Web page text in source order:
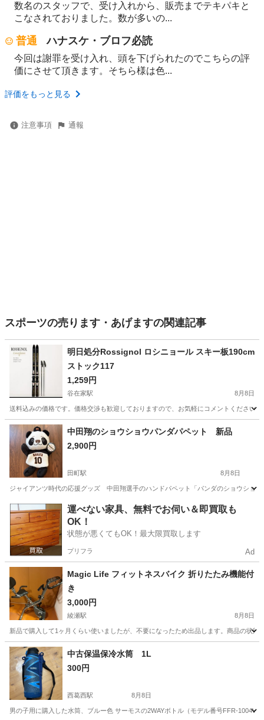
数名のスタッフで、受け入れから、販売までテキパキと
こなされておりました。数が多いの...
普通 ハナスケ・ブロフ必読
今回は謝罪を受け入れ、頭を下げられたのでこちらの評
価にさせて頂きます。そちら様は色...
評価をもっと見る
注意事項 通報
スポーツの売ります・あげますの関連記事
明日処分Rossignol ロシニョール スキー板190cm
ストック117
1,259円
谷在家駅 8月8日
送料込みの価格です。価格交渉も歓迎しておりますので、お気軽にコメントください
東京 足立区 谷在家駅 スキー スキー板
中田翔のショウショウパンダパペット 新品
2,900円
田町駅 8月8日
ジャイアンツ時代の応援グッズ 中田翔選手のハンドパペット「パンダのショウショ
東京 港区 田町駅 野球 ジャイアンツ
運べない家具、無料でお伺い＆即買取も
OK！
状態が悪くてもOK！最大限買取します
プリフラ Ad
Magic Life フィットネスバイク 折りたたみ機能付
き
3,000円
綾瀬駅 8月8日
新品で購入して1ヶ月くらい使いましたが、不要になったため出品します。商品の状
東京 足立区 綾瀬駅 フィットネス、トレーニング
中古保温保冷水筒 1L
300円
西葛西駅 8月8日
男の子用に購入した水筒、ブルー色 サーモスの2WAYボトル（モデル番号FFR-1004WF